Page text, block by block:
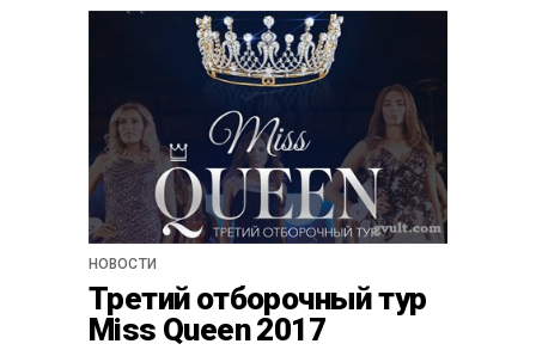
НОВОСТИ
Третий отборочный тур
Miss Queen 2017